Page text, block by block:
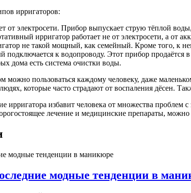
ирригаторов:
от электросети. Прибор выпускает струю тёплой
ирригатор работает не от электросети, а от
не такой мощный, как семейный. Кроме того, к
подключается к водопроводу. Этот прибор
дома есть система очистки воды.
можно пользоваться каждому человеку, даже
которые часто страдают от воспаления дёсен.
ирригатора избавит человека от множества
лечение и медицинские препараты,
модные тенденции в